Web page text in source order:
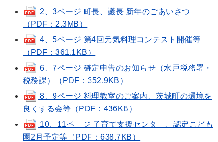
2、3ページ 町長、議長 新年のごあいさつ
（PDF：2.3MB）
4、5ページ 第4回元気料理コンテスト開催等
（PDF：361.1KB）
6、7ページ 確定申告のお知らせ（水戸税務署・
税務課）（PDF：352.9KB）
8、9ページ 料理教室のご案内、茨城町の環境を
良くする会等（PDF：436KB）
10、11ページ 子育て支援センター、認定こども
園2月予定等（PDF：638.7KB）